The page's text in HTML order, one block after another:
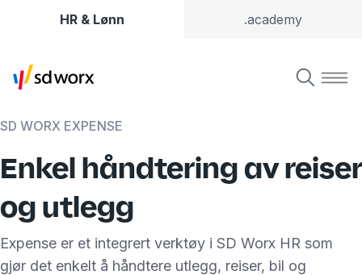
HR & Lønn .academy
SD WORX EXPENSE
Enkel håndtering av reiser
og utlegg
Expense er et integrert verktøy i SD Worx HR som
gjør det enkelt å håndtere utlegg, reiser, bil og